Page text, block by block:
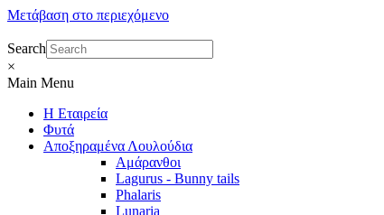
Μετάβαση στο περιεχόμενο
Search
×
Main Menu
Η Εταιρεία
Φυτά
Αποξηραμένα Λουλούδια
Αμάρανθοι
Lagurus - Bunny tails
Phalaris
Lunaria